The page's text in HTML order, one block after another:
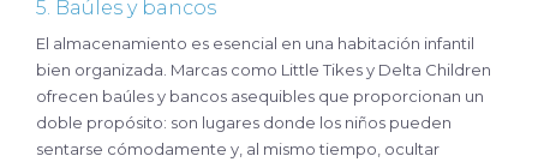
5. Baúles y bancos
El almacenamiento es esencial en una habitación infantil
bien organizada. Marcas como Little Tikes y Delta Children
ofrecen baúles y bancos asequibles que proporcionan un
doble propósito: son lugares donde los niños pueden
sentarse cómodamente y, al mismo tiempo, ocultar